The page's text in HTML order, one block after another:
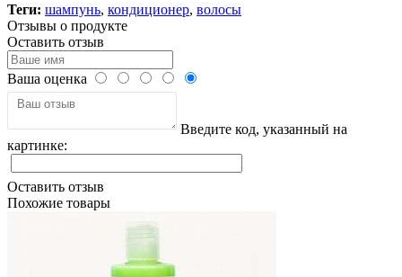
Теги: шампунь, кондиционер, волосы
Отзывы о продукте
Оставить отзыв
Ваша оценка
Введите код, указанный на
картинке:
Оставить отзыв
Похожие товары